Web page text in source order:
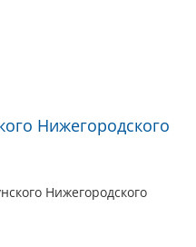
Нижегородского
Нижегородского